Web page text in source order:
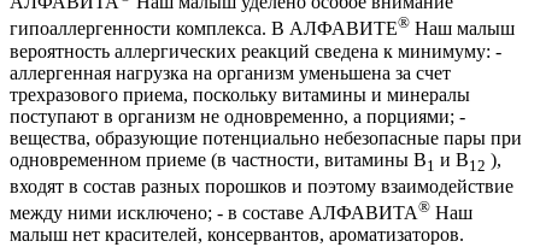
гипоаллергенности комплекса. В АЛФАВИТЕ® Наш малыш
вероятность аллергических реакций сведена к минимуму: -
аллергенная нагрузка на организм уменьшена за счет
трехразового приема, поскольку витамины и минералы
поступают в организм не одновременно, а порциями; -
вещества, образующие потенциально небезопасные пары при
одновременном приеме (в частности, витамины В1 и В12 ),
входят в состав разных порошков и поэтому взаимодействие
между ними исключено; - в составе АЛФАВИТА® Наш
малыш нет красителей, консервантов, ароматизаторов.